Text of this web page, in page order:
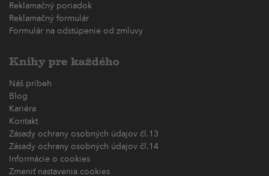
Reklamačný poriadok
Reklamačný formulár
Formulár na odstúpenie od zmluvy
Knihy pre každého
Náš príbeh
Blog
Kariéra
Kontakt
Zásady ochrany osobných údajov čl.13
Zásady ochrany osobných údajov čl.14
Informácie o cookies
Zmeniť nastavenia cookies